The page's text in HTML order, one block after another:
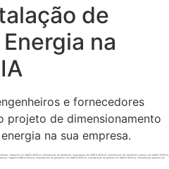
de
na
e fornecedores
projeto de dimensionamento
na sua empresa.
cartepilar em SANTA CECÍLIA, manutenção de geradores maquigeral em SANTA CECÍLIA, manutenção em geradores pramac em SANTA CECÍLIA,
nagaem SANTA CECÍLIA, manutenção de geradores em SANTA CECÍLIA, manutenção de gerador em SANTA CECÍLIA, manutenção gerador em